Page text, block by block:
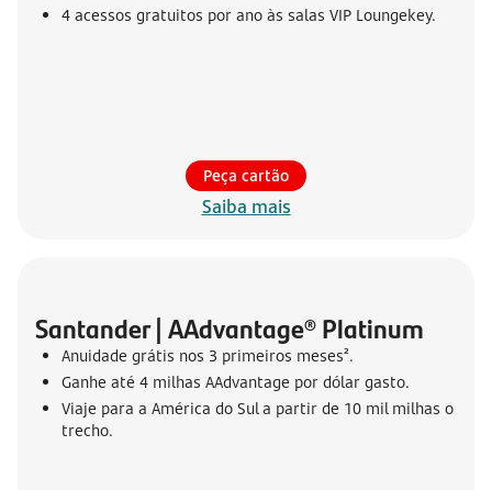
4 acessos gratuitos por ano às salas VIP Loungekey.
Peça cartão
Saiba mais
Santander | AAdvantage® Platinum
Anuidade grátis nos 3 primeiros meses².
Ganhe até 4 milhas AAdvantage por dólar gasto.
Viaje para a América do Sul a partir de 10 mil milhas o
trecho.